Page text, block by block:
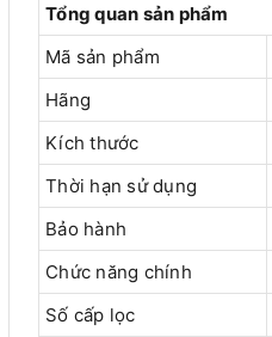
Tổng quan sản phẩm
Mã sản phẩm
Hãng
Kích thước
Thời hạn sử dụng
Bảo hành
Chức năng chính
Số cấp lọc